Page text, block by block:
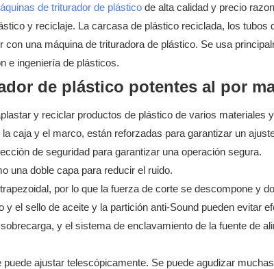
de triturador de plástico de alta calidad y precio
y reciclaje. La carcasa de plástico reciclada, los
una máquina de trituradora de plástico. Se usa
e ingeniería de plásticos.
de plástico potentes al por
y reciclar productos de plástico de varios materiales
caja y el marco, están reforzadas para garantizar un
de seguridad para garantizar una operación segura.
una doble capa para reducir el ruido.
por lo que la fuerza de corte se descompone y
el sello de aceite y la partición anti-Sound pueden evitar
y el sistema de enclavamiento de la fuente de
ajustar telescópicamente. Se puede agudizar